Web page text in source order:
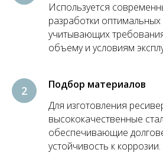
Используется
разработки оптимальных
учитывающих
объему и условиям
Подбор материалов
Для изготовления
высококачественные
обеспечивающие
устойчивость к коррозии.